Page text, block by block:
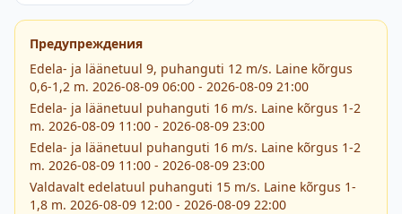
Предупреждения
Edela- ja läänetuul 9, puhanguti 12 m/s. Laine kõrgus
0,6-1,2 m. 2026-08-09 06:00 - 2026-08-09 21:00
Edela- ja läänetuul puhanguti 16 m/s. Laine kõrgus 1-2
m. 2026-08-09 11:00 - 2026-08-09 23:00
Edela- ja läänetuul puhanguti 16 m/s. Laine kõrgus 1-2
m. 2026-08-09 11:00 - 2026-08-09 23:00
Valdavalt edelatuul puhanguti 15 m/s. Laine kõrgus 1-
1,8 m. 2026-08-09 12:00 - 2026-08-09 22:00